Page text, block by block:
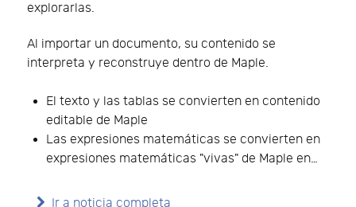
explorarlas.
Al importar un documento, su contenido se
interpreta y reconstruye dentro de Maple.
El texto y las tablas se convierten en contenido
editable de Maple
Las expresiones matemáticas se convierten en
expresiones matemáticas "vivas" de Maple en…
Ir a noticia completa